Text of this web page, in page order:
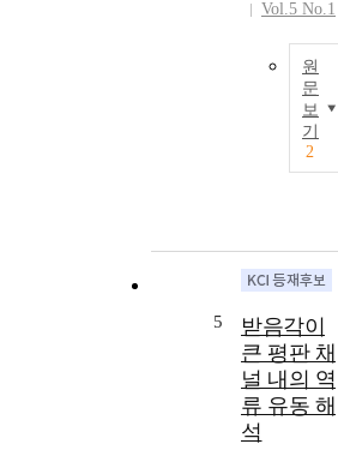
Vol.5 No.1
원
문
보
기
2
5
받음각이
큰 평판 채
널 내의 역
류 유동 해
석